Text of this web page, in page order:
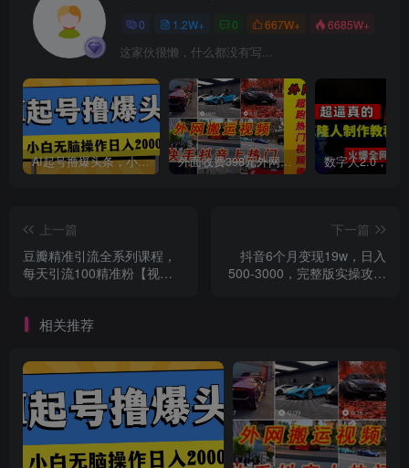
0 1.2W+ 0 667W+ 6685W+
这家伙很懒，什么都没有写...
AI起号撸爆头条，小白也能操作，日入2000+ 外面收费398元外网超跑豪车汽车视频搬运至快手抖音上热门项目
上一篇
豆瓣精准引流全系列课程，
每天引流100精准粉【视频
下一篇
抖音6个月变现19w，日入
500-3000，完整版实操攻略
相关推荐